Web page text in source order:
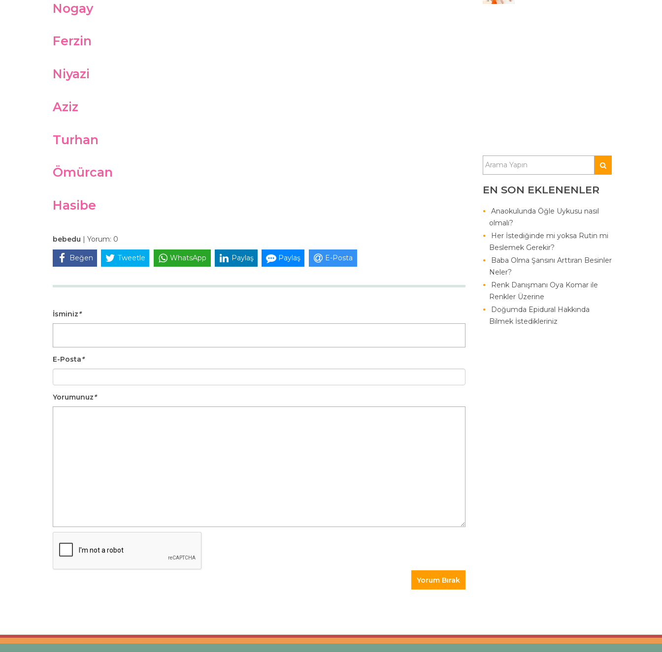
Nogay
Ferzin
Niyazi
Aziz
Turhan
Ömürcan
Hasibe
bebedu | Yorum: 0
Beğen Tweetle WhatsApp Paylaş Paylaş E-Posta
İsminiz*
E-Posta*
Yorumunuz*
EN SON EKLENENLER
Anaokulunda Öğle Uykusu nasıl
olmalı?
Her İstediğinde mi yoksa Rutin mi
Beslemek Gerekir?
Baba Olma Şansını Arttıran Besinler
Neler?
Renk Danışmanı Oya Komar ile
Renkler Üzerine
Doğumda Epidural Hakkında
Bilmek İstedikleriniz